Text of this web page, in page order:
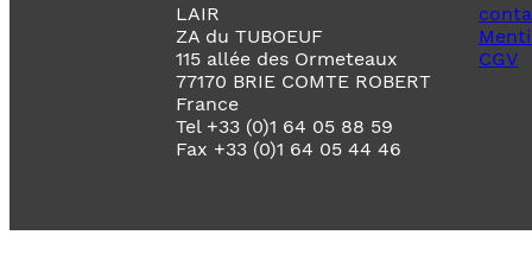
LAIR
ZA du TUBOEUF
115 allée des Ormeteaux
77170 BRIE COMTE ROBERT
France
Tel +33 (0)1 64 05 88 59
Fax +33 (0)1 64 05 44 46
CGV